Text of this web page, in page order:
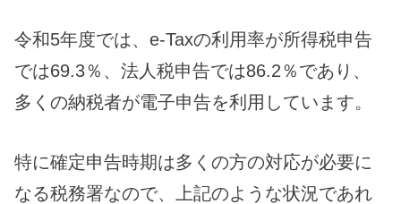
令和5年度では、e-Taxの利用率が所得税申告
では69.3％、法人税申告では86.2％であり、
多くの納税者が電子申告を利用しています。
特に確定申告時期は多くの方の対応が必要に
なる税務署なので、上記のような状況であれ